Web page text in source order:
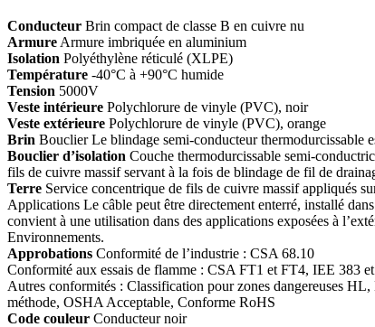
Conducteur Brin compact de classe B en cuivre nu
Armure Armure imbriquée en aluminium
Isolation Polyéthylène réticulé (XLPE)
Température -40°C à +90°C humide
Tension 5000V
Veste intérieure Polychlorure de vinyle (PVC), noir
Veste extérieure Polychlorure de vinyle (PVC), orange
Brin Bouclier Le blindage semi-conducteur thermodurcissable
Bouclier d’isolation Couche thermodurcissable semi-
fils de cuivre massif servant à la fois de blindage de fil de
Terre Service concentrique de fils de cuivre massif appliqués
Applications Le câble peut être directement enterré, installé
convient à une utilisation dans des applications exposées à
Environnements.
Approbations Conformité de l’industrie : CSA 68.10
Conformité aux essais de flamme : CSA FT1 et FT4, IEE
Autres conformités : Classification pour zones dangereuses
méthode, OSHA Acceptable, Conforme RoHS
Code couleur Conducteur noir